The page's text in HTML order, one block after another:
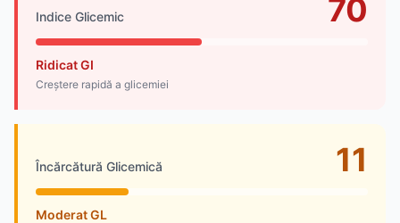
Indice Glicemic 70
Ridicat GI
Creștere rapidă a glicemiei
Încărcătură Glicemică 11
Moderat GL